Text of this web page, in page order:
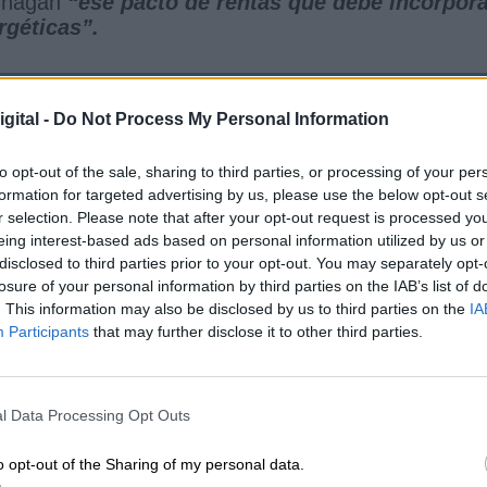
- Do Not Process My Personal Information
opt-out of the sale, sharing to third parties, or processing of your
for targeted advertising by us, please use the below opt-out
selection. Please note that after your opt-out request is processed
interest-based ads based on personal information utilized by us
to third parties prior to your opt-out. You may separately
of your personal information by third parties on the IAB’s list of
This information may also be disclosed by us to third parties on the
Participants that may further disclose it to other third parties.
Data Processing Opt Outs
opt-out of the Sharing of my personal data.
en el tiempo tendremos que ser
presidente del Gobierno de España.
ha subir el gasto militar,Sánchez ha
defensa y realizar mejoras progresistas".
la izquierda del PSOE, que hacer una reflexión
básico del derecho internacional,que es el